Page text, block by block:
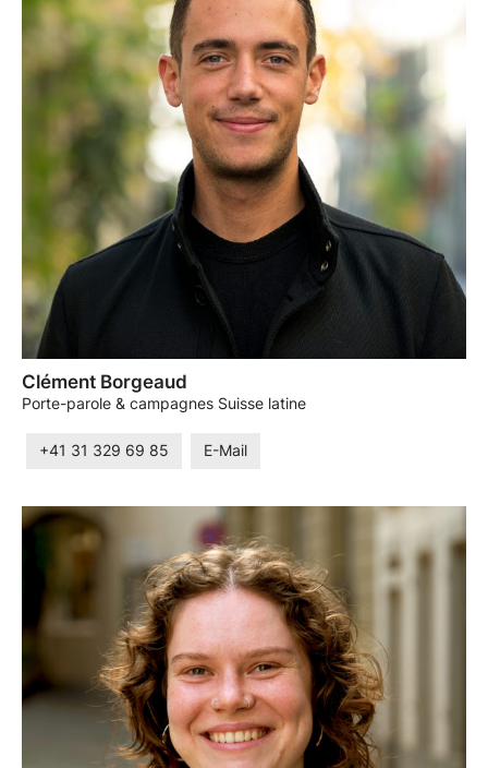
Clément Borgeaud
Porte-parole & campagnes Suisse latine
+41 31 329 69 85 E-Mail